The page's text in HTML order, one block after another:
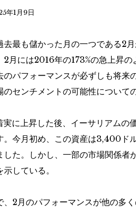
年1月9日
去最も儲かった月の一つである2
2月には2016年の173%の急上昇
パフォーマンスが必ずしも将来
センチメントの可能性について
に上昇した後、イーサリアムの
。今月初め、この資産は3,400ド
た。しかし、一部の市場関係者
している。
、2月のパフォーマンスが他の多